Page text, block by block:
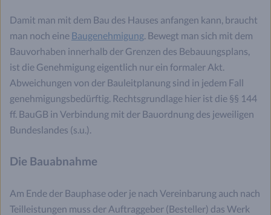
Damit man mit dem Bau des Hauses anfangen kann, braucht
man noch eine Baugenehmigung. Bewegt man sich mit dem
Bauvorhaben innerhalb der Grenzen des Bebauungsplans,
ist die Genehmigung eigentlich nur ein formaler Akt.
Abweichungen von der Bauleitplanung sind in jedem Fall
genehmigungsbedürftig. Rechtsgrundlage hier ist die §§ 144
ff. BauGB in Verbindung mit der Bauordnung des jeweiligen
Bundeslandes (s.u.).
Die Bauabnahme
Am Ende der Bauphase oder je nach Vereinbarung auch nach
Teilleistungen muss der Auftraggeber (Besteller) das Werk